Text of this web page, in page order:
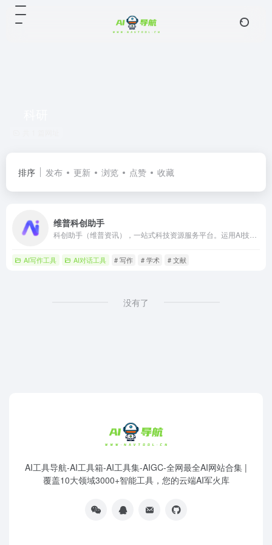
排序 发布 更新 浏览 点赞 收藏
维普科创助手
AI写作工具 AI对话工具 # 写作 # 学术 # 文献
没有了
AI工具导航-AI工具箱-AI工具集-AIGC-全网最全AI网站合集 |
覆盖10大领域3000+智能工具，您的云端AI军火库